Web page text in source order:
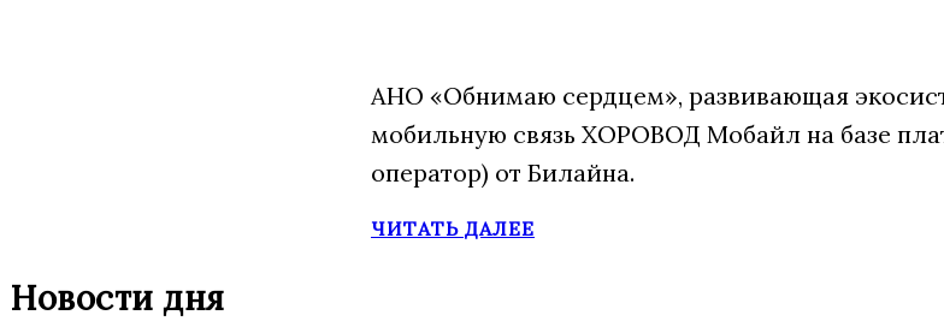
АНО «Обнимаю сердцем», развивающая
мобильную связь ХОРОВОД Мобайл на базе
оператор) от Билайна.
ЧИТАТЬ ДАЛЕЕ
Новости дня